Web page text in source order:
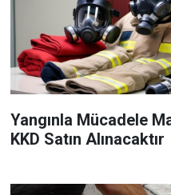
Yangınla Mücadele
KKD Satın Alınacaktır